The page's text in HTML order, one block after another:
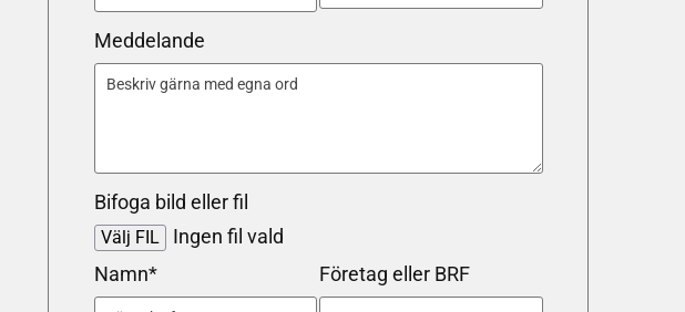
Meddelande
Bifoga bild eller fil
Välj FIL
Ingen fil vald
Namn*
Företag eller BRF